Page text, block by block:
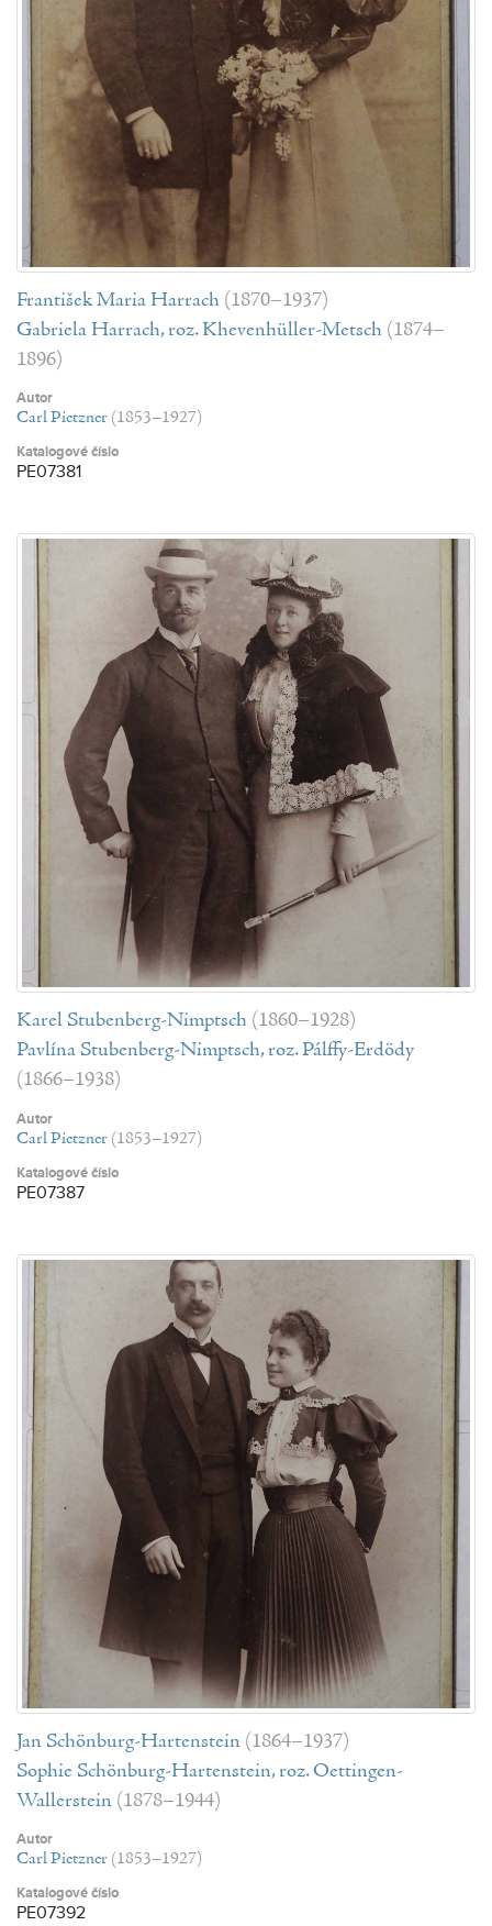
František Maria Harrach (1870–1937)
Gabriela Harrach, roz. Khevenhüller-Metsch (1874–
1896)
Autor
Carl Pietzner (1853–1927)
Katalogové číslo
PE07381
Karel Stubenberg-Nimptsch (1860–1928)
Pavlína Stubenberg-Nimptsch, roz. Pálffy-Erdödy
(1866–1938)
Autor
Carl Pietzner (1853–1927)
Katalogové číslo
PE07387
Jan Schönburg-Hartenstein (1864–1937)
Sophie Schönburg-Hartenstein, roz. Oettingen-
Wallerstein (1878–1944)
Autor
Carl Pietzner (1853–1927)
Katalogové číslo
PE07392